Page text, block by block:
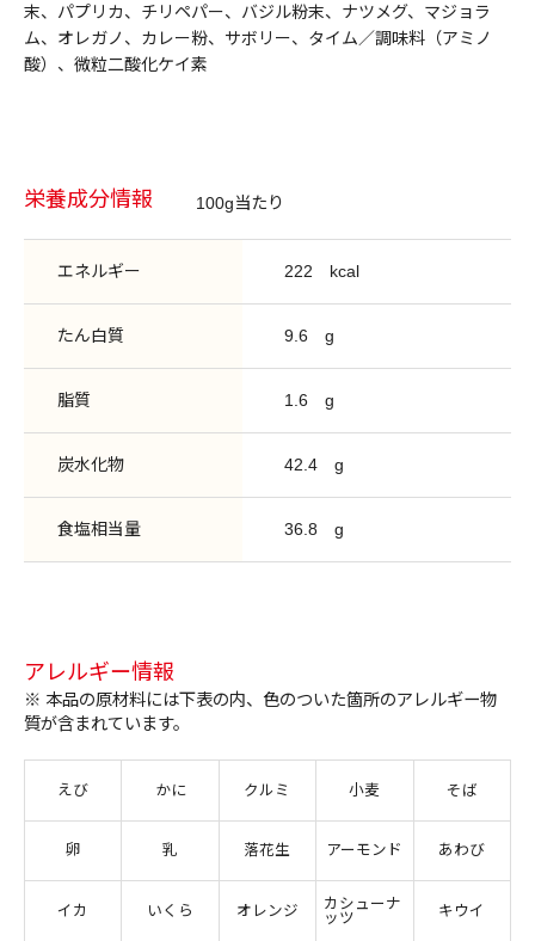
末、パプリカ、チリペパー、バジル粉末、ナツメグ、マジョラ
ム、オレガノ、カレー粉、サボリー、タイム／調味料（アミノ
酸）、微粒二酸化ケイ素
栄養成分情報 100g当たり
エネルギー 222 kcal
たん白質 9.6 g
脂質 1.6 g
炭水化物 42.4 g
食塩相当量 36.8 g
アレルギー情報
※ 本品の原材料には下表の内、色のついた箇所のアレルギー物
質が含まれています。
えび かに クルミ 小麦 そば
卵 乳 落花生 アーモンド あわび
イカ いくら オレンジ
カシューナ
ッツ
キウイ